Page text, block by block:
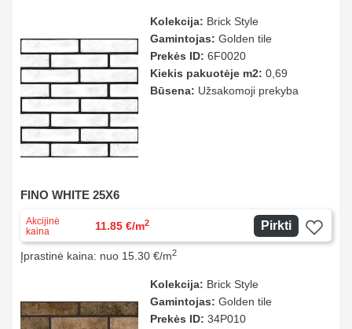
Kolekcija: Brick Style
Gamintojas: Golden tile
Prekės ID: 6F0020
Kiekis pakuotėje m2: 0,69
Būsena: Užsakomoji prekyba
FINO WHITE 25X6
Akcijinė
kaina
11.85 €/m2 Pirkti
Įprastinė kaina: nuo 15.30 €/m2
Kolekcija: Brick Style
Gamintojas: Golden tile
Prekės ID: 34Р010